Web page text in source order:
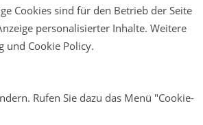
Cookies sind für den Betrieb der Seite
personalisierter Inhalte. Weitere
und Cookie Policy.
Rufen Sie dazu das Menü "Cookie-